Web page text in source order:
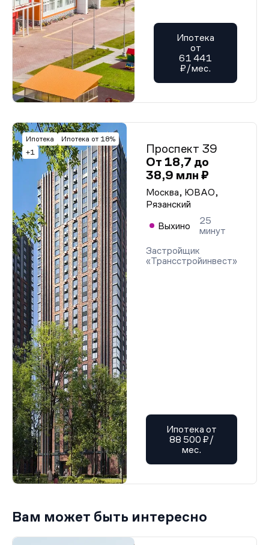
Ипотека
от
61 441
₽/мес.
Ипотека
Ипотека от 18%
+1
Проспект 39
От 18,7 до
38,9 млн ₽
Москва, ЮВАО,
Рязанский
Выхино
25
минут
Застройщик
«Трансстройинвест»
Ипотека от
88 500 ₽/
мес.
Вам может быть интересно